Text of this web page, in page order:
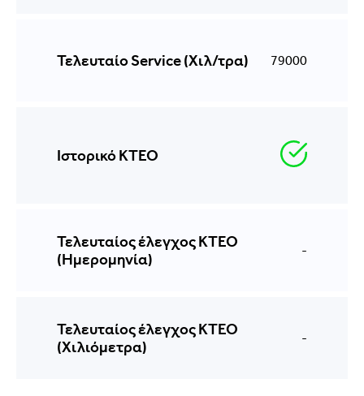
Τελευταίο Service (Χιλ/τρα) 79000
Ιστορικό ΚΤΕΟ
Τελευταίος έλεγχος ΚΤΕΟ
(Ημερομηνία)
-
Τελευταίος έλεγχος ΚΤΕΟ
(Χιλιόμετρα)
-